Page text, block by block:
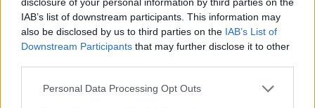
IAB’s list of downstream participants. This information may
also be disclosed by us to third parties on the IAB’s List of
Downstream Participants that may further disclose it to other
Personal Data Processing Opt Outs
Adatvédelmi tájékoztató
Cookie-kezelési tájékoztató
Hozzászólási szabályzat
Nyomtatott lapjaink archívuma
Székely Hírmondó archívuma